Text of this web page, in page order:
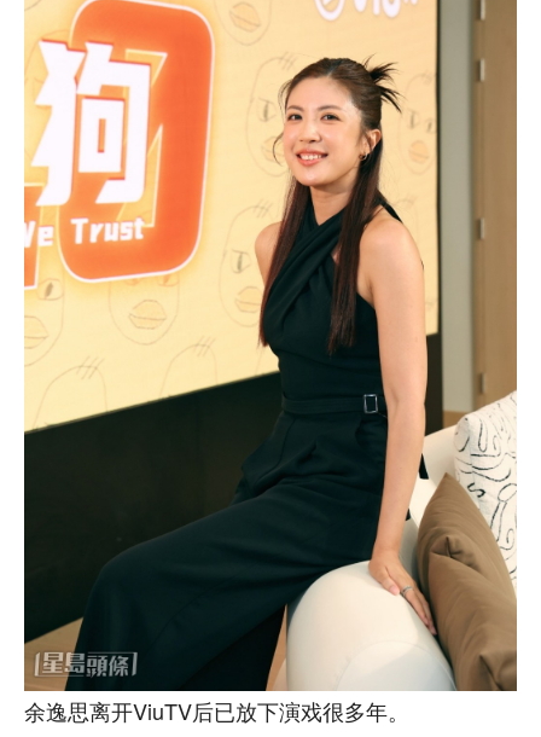
余逸思离开ViuTV后已放下演戏很多年。